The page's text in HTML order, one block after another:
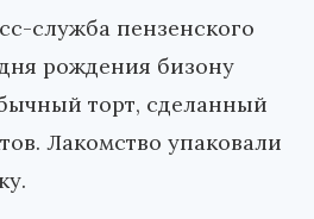
служба пензенского
рождения бизону
торт, сделанный
Лакомство упаковали